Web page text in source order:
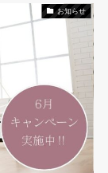
お知らせ